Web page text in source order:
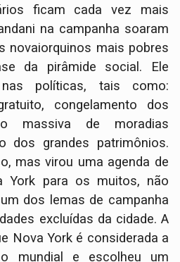
ficam cada vez mais
na campanha soaram
novaiorquinos mais pobres
da pirâmide social. Ele
políticas, tais como:
congelamento dos
massiva de moradias
dos grandes patrimônios.
mas virou uma agenda de
York para os muitos, não
dos lemas de campanha
excluídas da cidade. A
Nova York é considerada a
mundial e escolheu um